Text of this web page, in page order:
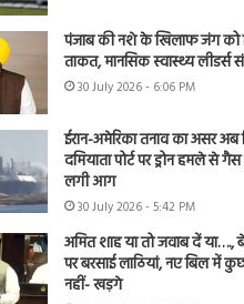
पंजाब की नशे के खिलाफ जंग को
ताकत, मानसिक स्वास्थ्य लीडर्स
30 July 2026 - 6:06 PM
ईरान-अमेरिका तनाव का असर अब
दमियाता पोर्ट पर ड्रोन हमले से
लगी आग
30 July 2026 - 5:42 PM
अमित शाह या तो जवाब दें या….,
पर बरसाई लाठियां, नए बिल में
नहीं- खड़गे